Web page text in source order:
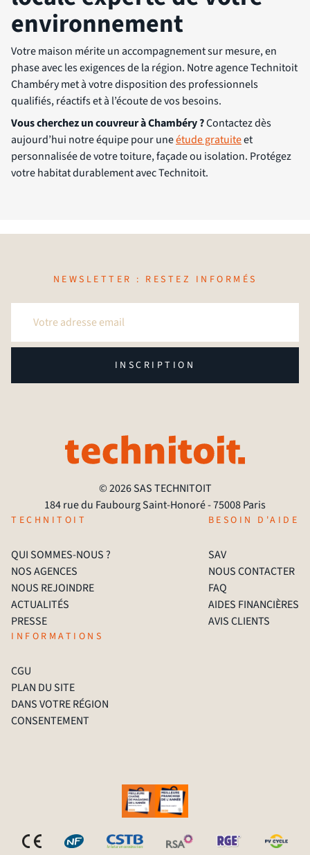
environnement
Votre maison mérite un accompagnement sur mesure, en
phase avec les exigences de la région. Notre agence Technitoit
Chambéry met à votre disposition des professionnels
qualifiés, réactifs et à l’écoute de vos besoins.
Vous cherchez un couvreur à Chambéry ?Contactez dès
aujourd’hui notre équipe pour uneétude gratuiteet
personnalisée de votre toiture, façade ou isolation. Protégez
votre habitat durablement avec Technitoit.
NEWSLETTER : RESTEZ INFORMÉS
INSCRIPTION
© 2026 SAS TECHNITOIT
184 rue du Faubourg Saint-Honoré - 75008 Paris
TECHNITOIT
QUI SOMMES-NOUS ?
NOS AGENCES
NOUS REJOINDRE
ACTUALITÉS
PRESSE
BESOIN D'AIDE
SAV
NOUS CONTACTER
FAQ
AIDES FINANCIÈRES
AVIS CLIENTS
INFORMATIONS
CGU
PLAN DU SITE
DANS VOTRE RÉGION
CONSENTEMENT